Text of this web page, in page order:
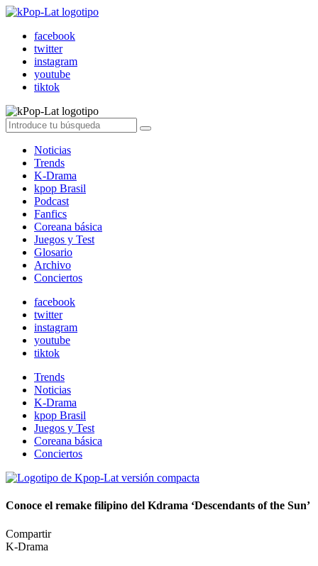
facebook
twitter
instagram
youtube
tiktok
Noticias
Trends
K-Drama
kpop Brasil
Podcast
Fanfics
Coreana básica
Juegos y Test
Glosario
Archivo
Conciertos
facebook
twitter
instagram
youtube
tiktok
Trends
Noticias
K-Drama
kpop Brasil
Juegos y Test
Coreana básica
Conciertos
Conoce el remake filipino del Kdrama ‘Descendants of the Sun’
Compartir
K-Drama